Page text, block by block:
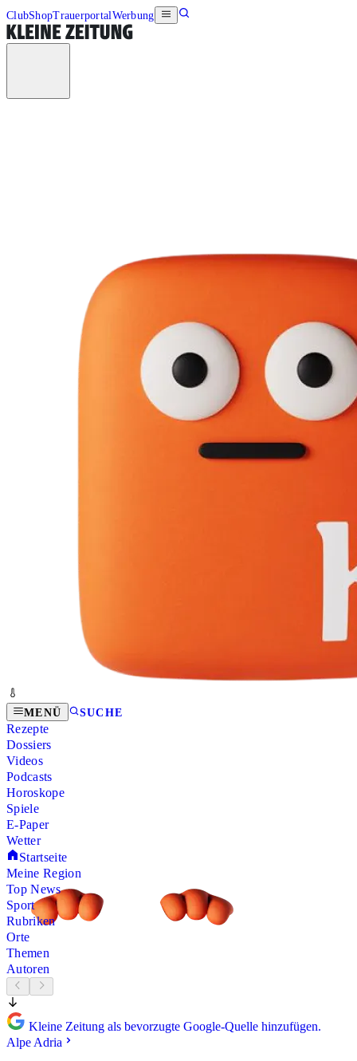
ClubShopTrauerportalWerbung
MENÜ SUCHE
Rezepte
Dossiers
Videos
Podcasts
Horoskope
Spiele
E-Paper
Wetter
Startseite
Meine Region
Top News
Sport
Rubriken
Orte
Themen
Autoren
Kleine Zeitung als bevorzugte Google-Quelle hinzufügen.
Alpe Adria